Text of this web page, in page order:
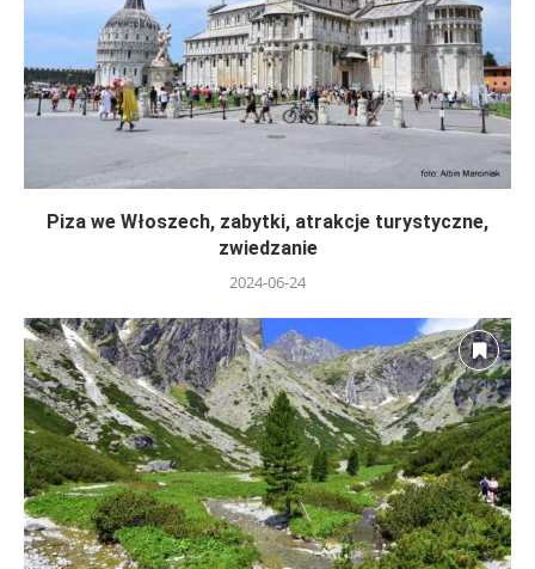
Piza we Włoszech, zabytki, atrakcje turystyczne,
zwiedzanie
2024-06-24